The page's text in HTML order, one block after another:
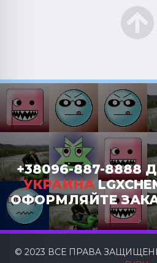
+38096-887-8888
УКРАИНА
ОФОРМЛЯЙТЕ
© 2023 ВСЕ ПРАВА